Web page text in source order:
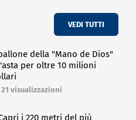
VEDI TUTTI
della "Mano de Dios"
per oltre 10 milioni
21 visualizzazioni
i 220 metri del più